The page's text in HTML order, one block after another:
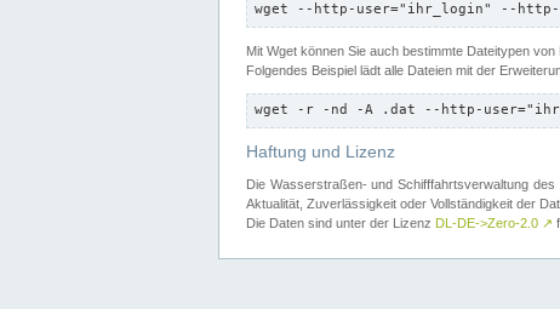
wget --http-user="ihr_login" --http-
Mit Wget können Sie auch bestimmte Dateitypen von
Folgendes Beispiel lädt alle Dateien mit der
wget -r -nd -A .dat --http-
Haftung und Lizenz
Die Wasserstraßen- und Schifffahrtsverwaltung
Aktualität, Zuverlässigkeit oder Vollständigkeit der
Die Daten sind unter der Lizenz DL-DE->Zero-2.0 ↗